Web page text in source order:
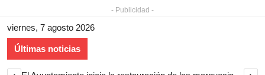
- Publicidad -
viernes, 7 agosto 2026
Últimas noticias